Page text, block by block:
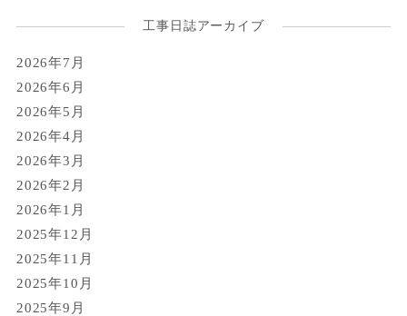
工事日誌アーカイブ
2026年7月
2026年6月
2026年5月
2026年4月
2026年3月
2026年2月
2026年1月
2025年12月
2025年11月
2025年10月
2025年9月